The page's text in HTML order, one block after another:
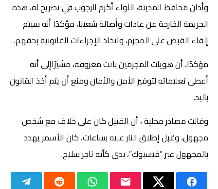
وأدان محافظ المدينة، اللواء أكرم الرجوب في تصريح له، هذه
الجريمة الخارجة عن عادات وأصالة شعبنا، مؤكدًا أنه سيتم
إلقاء القبض على المجرم، واتخاذ الإجراءات القانونية بحقهم.
مؤكدًا، أن هويات المجرمين باتت معروفة، مشيرًاإلى أنه
أعطى تعليماته لتوفير الأمن والأمان ومنع أن يتم أخذ القانون
باليد.
وقالت مصادر محلية ، أن القتيل كان على خلاف مع شخص
مجهول، وقبل إطلاق النار عليه بساعات، كان الأسمر يهدد
بالمجهول عبر “فيسبوك”، بدى كأنه تاجر سلاح.